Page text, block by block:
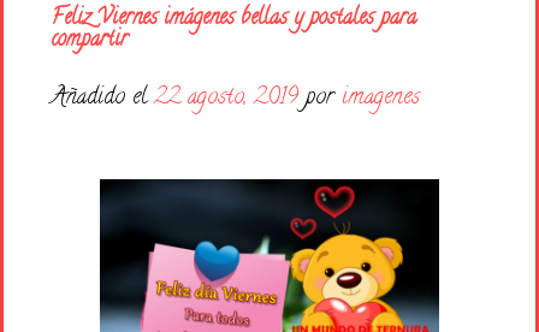
Días de la Semana
Buenas Noches
Feliz Cumpleaños
Festividad
Feliz Viernes imágenes bellas y postales para
compartir
Añadido el22 agosto, 2019 por imagenes